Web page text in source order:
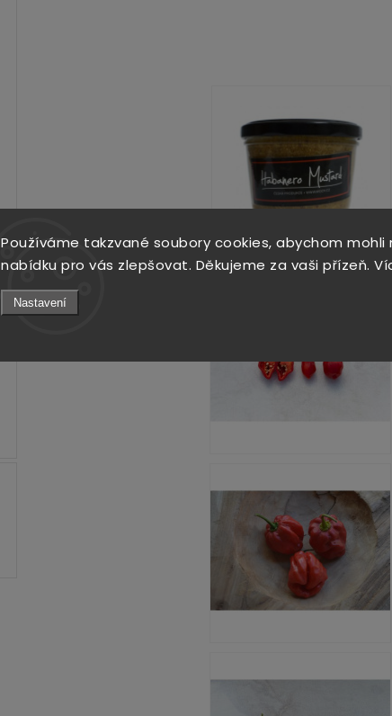
Používáme takzvané soubory cookies, abychom mohli
nabídku pro vás zlepšovat. Děkujeme za vaši přízeň.
Nastavení